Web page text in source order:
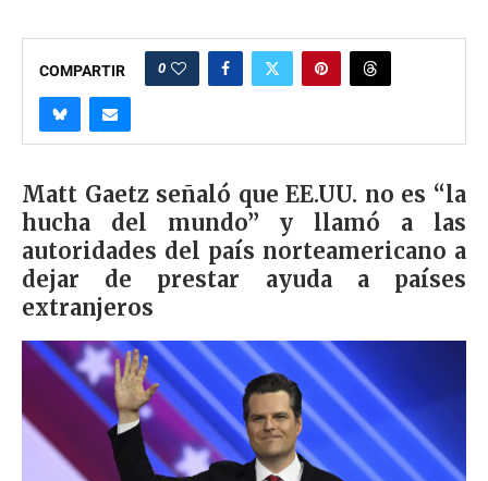
COMPARTIR 0
Matt Gaetz señaló que EE.UU. no es “la
hucha del mundo” y llamó a las
autoridades del país norteamericano a
dejar de prestar ayuda a países
extranjeros